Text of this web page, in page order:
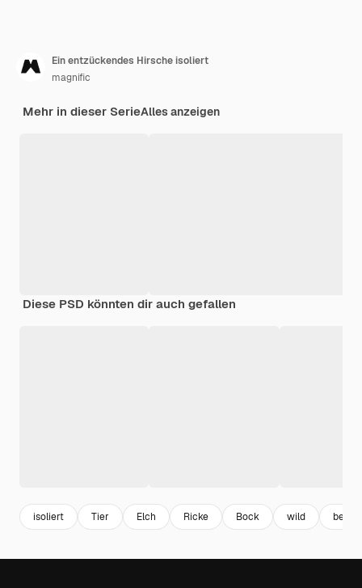
Ein entzückendes Hirsche isoliert
magnific
Mehr in dieser SerieAlles anzeigen
Diese PSD könnten dir auch gefallen
isoliert Tier Elch Ricke Bock wild